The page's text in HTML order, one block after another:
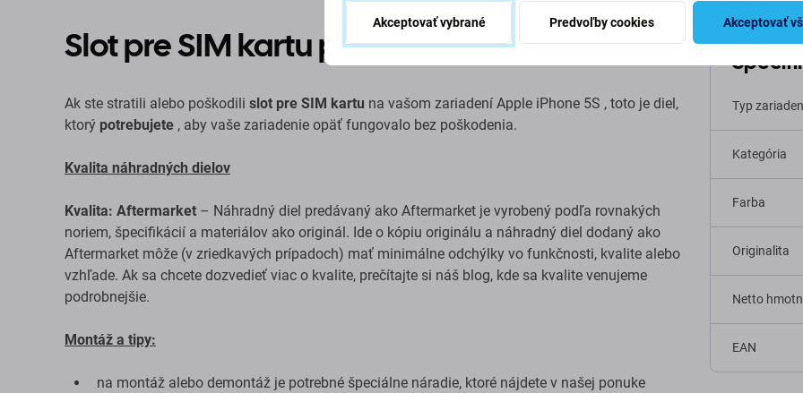
Slot pre SIM kartu pre Apple iPhone 5S
Ak ste stratili alebo poškodili slot pre SIM kartu na vašom zariadení Apple iPhone 5S , toto je diel,
ktorý potrebujete , aby vaše zariadenie opäť fungovalo bez poškodenia.
Kvalita náhradných dielov
Kvalita: Aftermarket – Náhradný diel predávaný ako Aftermarket je vyrobený podľa rovnakých
noriem, špecifikácií a materiálov ako originál. Ide o kópiu originálu a náhradný diel dodaný ako
Aftermarket môže (v zriedkavých prípadoch) mať minimálne odchýlky vo funkčnosti, kvalite alebo
vzhľade. Ak sa chcete dozvedieť viac o kvalite, prečítajte si náš blog, kde sa kvalite venujeme
podrobnejšie.
Montáž a tipy:
na montáž alebo demontáž je potrebné špeciálne náradie, ktoré nájdete v našej ponuke
Typ
Kategória
Farba
Originalita
Netto
EAN
Akceptovať vybrané Predvoľby cookies Akceptovať